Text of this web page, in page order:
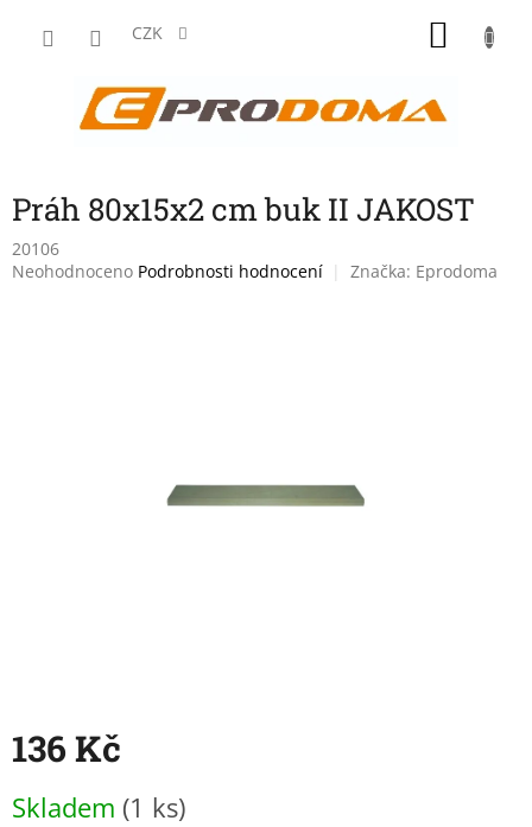
CZK
Práh 80x15x2 cm buk II JAKOST
20106
Průměrné
Neohodnoceno Podrobnosti hodnocení Značka: Eprodoma
136 Kč
cena:
Skladem (1 ks)